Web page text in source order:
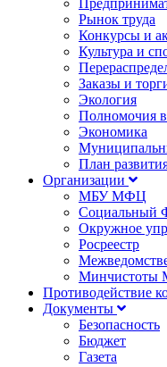
Рынок труда
Конкурсы и
Культура и
Заказы и
Экология
Полномочия
Экономика
План
Организации
МБУ МФЦ
Социальный
Окружное
Росреестр
Минчистоты
Противодействие
Документы
Безопасность
Бюджет
Газета